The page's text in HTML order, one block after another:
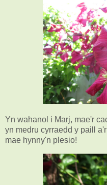
Yn wahanol i Marj, mae'r
yn medru cyrraedd y paill
mae hynny'n plesio!